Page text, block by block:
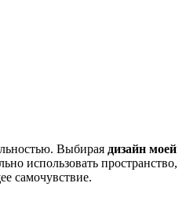
Выбирая дизайн моей
использовать пространство,
самочувствие.